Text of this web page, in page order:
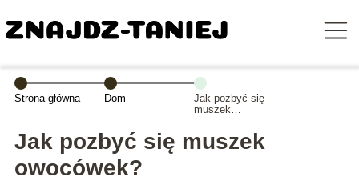
Strona główna Dom
Jak pozbyć się
muszek
Jak pozbyć się muszek
owocówek?